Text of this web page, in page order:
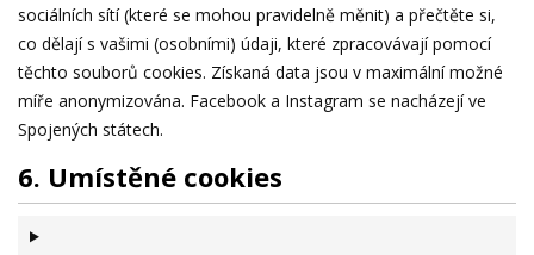
sociálních sítí (které se mohou pravidelně měnit) a přečtěte si,
co dělají s vašimi (osobními) údaji, které zpracovávají pomocí
těchto souborů cookies. Získaná data jsou v maximální možné
míře anonymizována. Facebook a Instagram se nacházejí ve
Spojených státech.
6. Umístěné cookies